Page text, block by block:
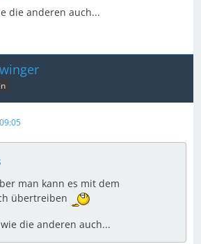
die anderen auch...
man kann es mit dem
übertreiben
die anderen auch...